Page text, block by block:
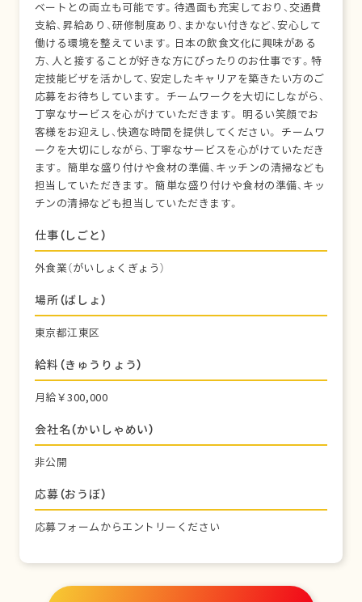
ベートとの両立も可能です。待遇面も充実しており、交通費
支給、昇給あり、研修制度あり、まかない付きなど、安心して
働ける環境を整えています。日本の飲食文化に興味がある
方、人と接することが好きな方にぴったりのお仕事です。特
定技能ビザを活かして、安定したキャリアを築きたい方のご
応募をお待ちしています。 チームワークを大切にしながら、
丁寧なサービスを心がけていただきます。 明るい笑顔でお
客様をお迎えし、快適な時間を提供してください。 チームワ
ークを大切にしながら、丁寧なサービスを心がけていただき
ます。 簡単な盛り付けや食材の準備、キッチンの清掃なども
担当していただきます。 簡単な盛り付けや食材の準備、キッ
チンの清掃なども担当していただきます。
仕事（しごと）
外食業（がいしょくぎょう）
場所（ばしょ）
東京都江東区
給料（きゅうりょう）
月給￥300,000
会社名（かいしゃめい）
非公開
応募（おうぼ）
応募フォームからエントリーください